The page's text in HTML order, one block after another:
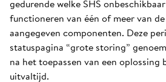
gedurende welke SHS
functioneren van één of meer van
aangegeven componenten. Deze
statuspagina “grote storing”
na het toepassen van een
uitvaltijd.